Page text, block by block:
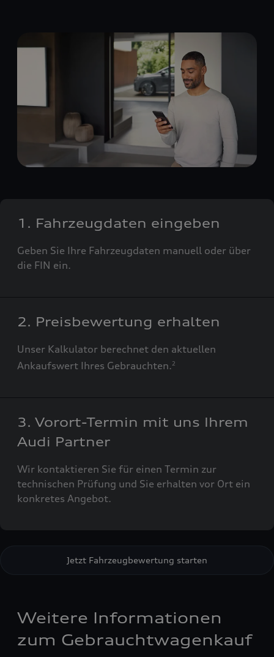
1. Fahrzeugdaten eingeben
Geben Sie Ihre Fahrzeugdaten manuell oder über
die FIN ein.
2. Preisbewertung erhalten
Unser Kalkulator berechnet den aktuellen
Ankaufswert Ihres Gebrauchten.2
3. Vorort-Termin mit uns Ihrem
Audi Partner
Wir kontaktieren Sie für einen Termin zur
technischen Prüfung und Sie erhalten vor Ort ein
konkretes Angebot.
Jetzt Fahrzeugbewertung starten
Weitere Informationen
zum Gebrauchtwagenkauf